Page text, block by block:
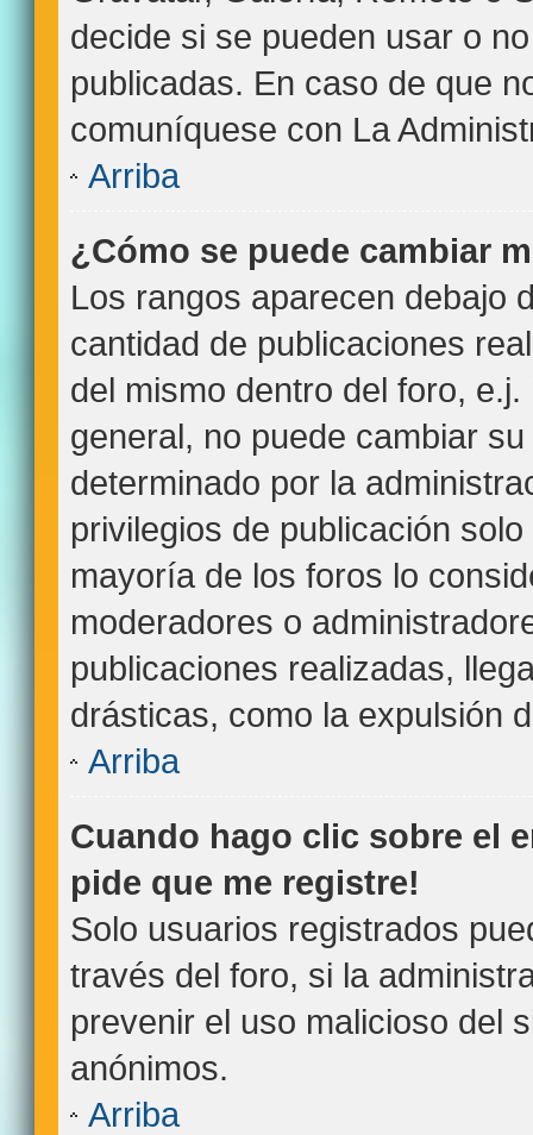
decide si se pueden usar o
publicadas. En caso de que
comuníquese con La
Arriba
¿Cómo se puede cambiar
Los rangos aparecen debajo
cantidad de publicaciones
del mismo dentro del foro,
general, no puede cambiar
determinado por la
privilegios de publicación
mayoría de los foros lo
moderadores o
publicaciones realizadas,
drásticas, como la expulsión
Arriba
Cuando hago clic sobre el
pide que me registre!
Solo usuarios registrados
través del foro, si la
prevenir el uso malicioso del
anónimos.
Arriba